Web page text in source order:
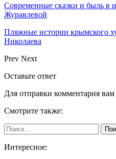
Современные сказки и быль в
Журавлевой
Пляжные истории крымского
Николаева
Prev Next
Оставьте ответ
Для отправки комментария
Смотрите также:
Интересное: